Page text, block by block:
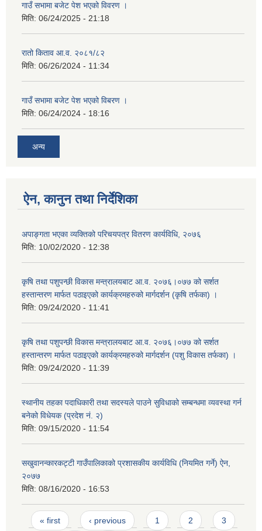
गाउँ सभामा बजेट पेश भएको विवरण ।
मिति: 06/24/2025 - 21:18
रातो किताव आ.व. २०८१/८२
मिति: 06/26/2024 - 11:34
गाउँ सभामा बजेट पेश भएको विबरण ।
मिति: 06/24/2024 - 18:16
अन्य
ऐन, कानुन तथा निर्देशिका
अपाङ्गता भएका व्यक्तिको परिचयपत्र वितरण कार्यविधि, २०७६
मिति: 10/02/2020 - 12:38
कृषि तथा पशुपन्छी विकास मन्त्रालयबाट आ.व. २०७६।०७७ को सर्शत
हस्तान्तरण मार्फत पठाइएको कार्यक्रमहरुको मार्गदर्शन (कृषि तर्फका) ।
मिति: 09/24/2020 - 11:41
कृषि तथा पशुपन्छी विकास मन्त्रालयबाट आ.व. २०७६।०७७ को सर्शत
हस्तान्तरण मार्फत पठाइएको कार्यक्रमहरुको मार्गदर्शन (पशु विकास तर्फका) ।
मिति: 09/24/2020 - 11:39
स्थानीय तहका पदाधिकारी तथा सदस्यले पाउने सुविधाको सम्बन्धमा व्यवस्था गर्न
बनेको विधेयक (प्रदेश नं. २)
मिति: 09/15/2020 - 11:54
सखुवानन्कारकट्टी गाउँपालिकाको प्रशासकीय कार्यविधि (नियमित गर्ने) ऐन,
२०७७
मिति: 08/16/2020 - 16:53
Pages
« first ‹ previous 1 2 3